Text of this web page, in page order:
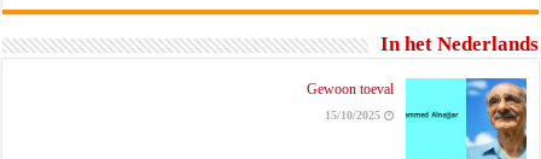
In het
Gewoon toeval
15/10/2025